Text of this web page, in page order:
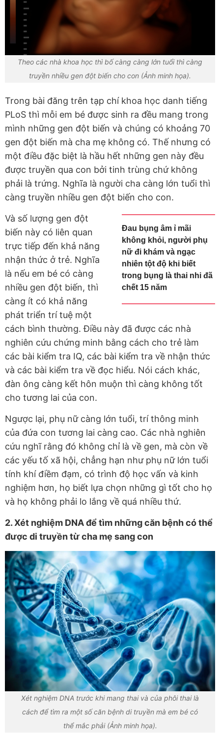
Theo các nhà khoa học thì bố càng càng lớn tuổi thì càng
truyền nhiều gen đột biến cho con (Ảnh minh họa).
Trong bài đăng trên tạp chí khoa học danh tiếng
PLoS thì mỗi em bé được sinh ra đều mang trong
mình những gen đột biến và chúng có khoảng 70
gen đột biến mà cha mẹ không có. Thế nhưng có
một điều đặc biệt là hầu hết những gen này đều
được truyền qua con bởi tinh trùng chứ không
phải là trứng. Nghĩa là người cha càng lớn tuổi thì
càng truyền nhiều gen đột biến cho con.
Đau bụng âm ỉ mãi
không khỏi, người phụ
nữ đi khám và ngạc
nhiên tột độ khi biết
trong bụng là thai nhi đã
chết 15 năm
Và số lượng gen đột
biến này có liên quan
trực tiếp đến khả năng
nhận thức ở trẻ. Nghĩa
là nếu em bé có càng
nhiều gen đột biến, thì
càng ít có khả năng
phát triển trí tuệ một
cách bình thường. Điều này đã được các nhà
nghiên cứu chứng minh bằng cách cho trẻ làm
các bài kiểm tra IQ, các bài kiểm tra về nhận thức
và các bài kiểm tra về đọc hiểu. Nói cách khác,
đàn ông càng kết hôn muộn thì càng không tốt
cho tương lai của con.
Ngược lại, phụ nữ càng lớn tuổi, trí thông minh
của đứa con tương lai càng cao. Các nhà nghiên
cứu nghĩ rằng đó không chỉ là về gen, mà còn về
các yếu tố xã hội, chẳng hạn như phụ nữ lớn tuổi
tính khí điềm đạm, có trình độ học vấn và kinh
nghiệm hơn, họ biết lựa chọn những gì tốt cho họ
và họ không phải lo lắng về quá nhiều thứ.
2.Xét nghiệm DNA để tìm những căn bệnh có thể
được di truyền từ cha mẹ sang con
Xét nghiệm DNA trước khi mang thai và của phôi thai là
cách để tìm ra một số căn bệnh di truyền mà em bé có
thể mắc phải (Ảnh minh họa).